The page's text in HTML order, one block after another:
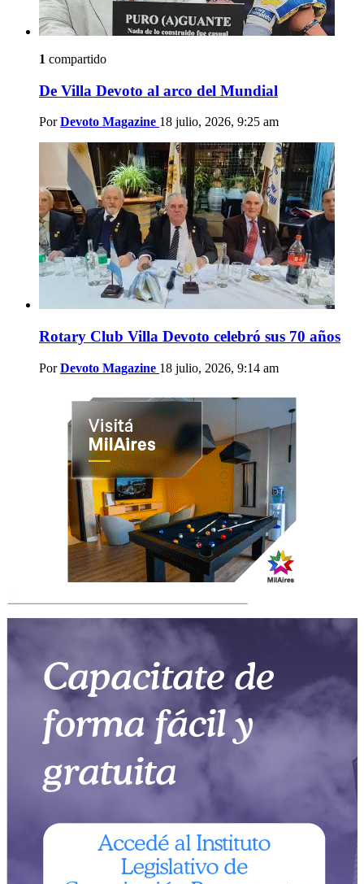
1 compartido
De Villa Devoto al arco del Mundial
Por Devoto Magazine 18 julio, 2026, 9:25 am
Rotary Club Villa Devoto celebró sus 70 años
Por Devoto Magazine 18 julio, 2026, 9:14 am